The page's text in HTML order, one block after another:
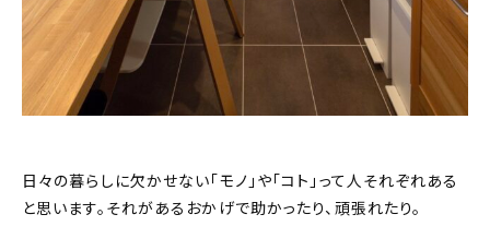
カテゴリー一覧
新着記事
人気の記事
日々の暮らしに欠かせない「モノ」や「コト」って人それぞれある
と思います。それがあるおかげで助かったり、頑張れたり。